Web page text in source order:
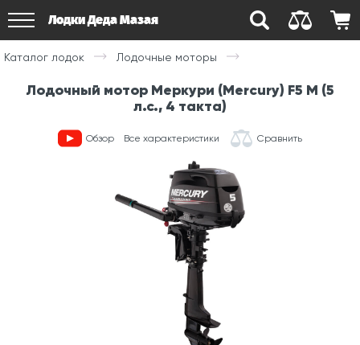
Лодки Деда Мазая
Каталог лодок Лодочные моторы
Лодочный мотор Меркури (Mercury) F5 M (5
л.с., 4 такта)
Обзор Все характеристики Сравнить